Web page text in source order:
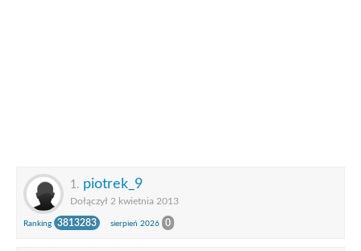
1. piotrek_9
Dołączył 2 kwietnia 2013
Ranking 3813283 sierpień 2026 0